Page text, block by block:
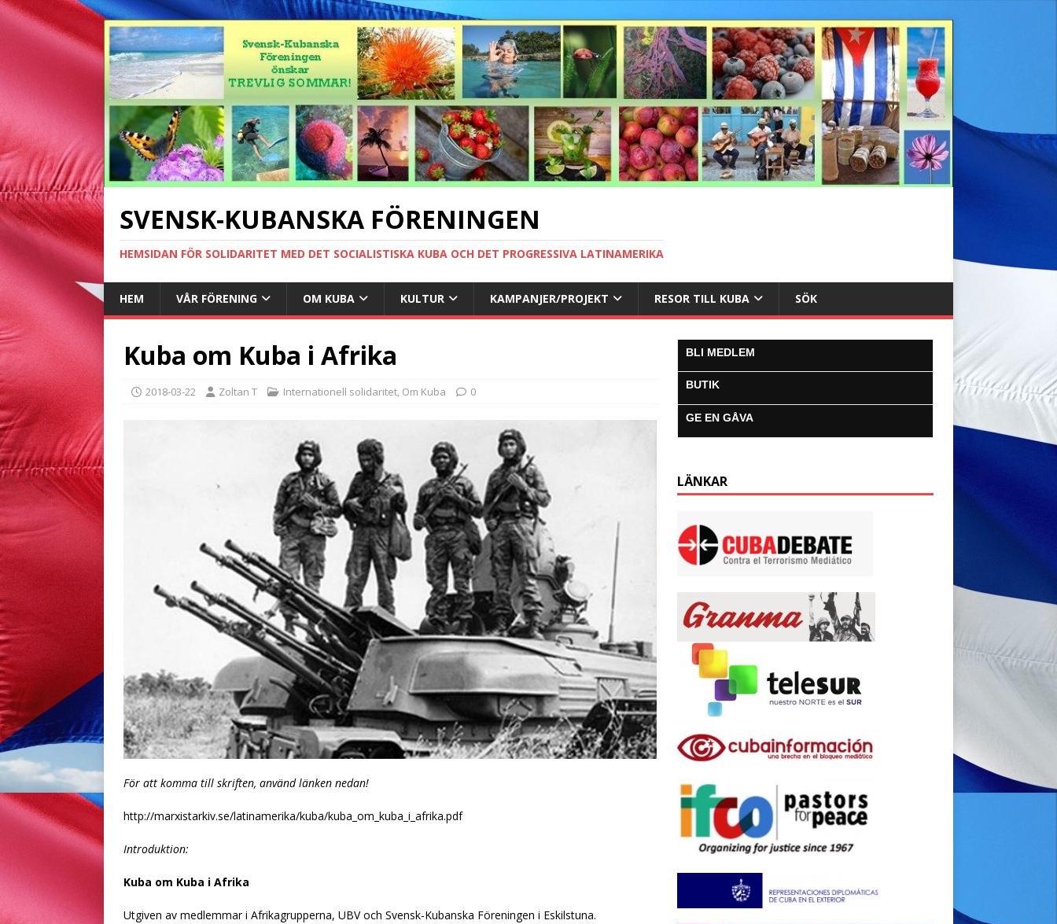
SVENSK-KUBANSKA FÖRENINGEN
HEMSIDAN FÖR SOLIDARITET MED DET SOCIALISTISKA KUBA OCH DET PROGRESSIVA LATINAMERIKA
HEM VÅR FÖRENING OM KUBA KULTUR KAMPANJER/PROJEKT RESOR TILL KUBA SÖK
Kuba om Kuba i Afrika
2018-03-22 Zoltan T Internationell solidaritet, Om Kuba 0
För att komma till skriften, använd länken nedan!
http://marxistarkiv.se/latinamerika/kuba/kuba_om_kuba_i_afrika.pdf
Introduktion:
Kuba om Kuba i Afrika
Utgiven av medlemmar i Afrikagrupperna, UBV och Svensk-Kubanska Föreningen i Eskilstuna.
BLI MEDLEM
BUTIK
GE EN GÅVA
LÄNKAR